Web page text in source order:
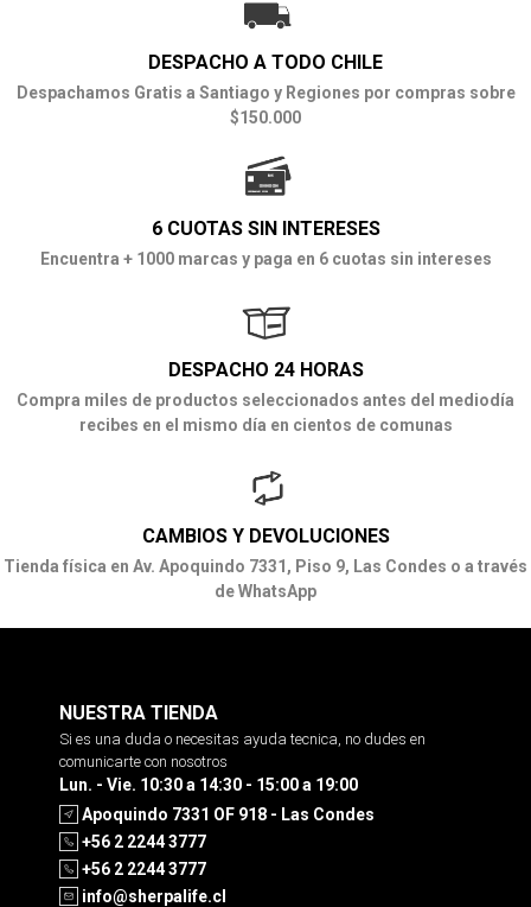
DESPACHO A TODO CHILE
Despachamos Gratis a Santiago y Regiones por compras sobre
$150.000
6 CUOTAS SIN INTERESES
Encuentra + 1000 marcas y paga en 6 cuotas sin intereses
DESPACHO 24 HORAS
Compra miles de productos seleccionados antes del mediodía
recibes en el mismo día en cientos de comunas
CAMBIOS Y DEVOLUCIONES
Tienda física en Av. Apoquindo 7331, Piso 9, Las Condes o a través
de WhatsApp
NUESTRA TIENDA
Si es una duda o necesitas ayuda tecnica, no dudes en
comunicarte con nosotros
Lun. - Vie. 10:30 a 14:30 - 15:00 a 19:00
Apoquindo 7331 OF 918 - Las Condes
+56 2 2244 3777
+56 2 2244 3777
info@sherpalife.cl